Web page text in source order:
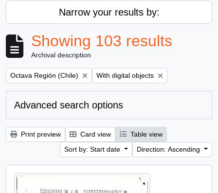
Narrow your results by:
Showing 103 results
Archival description
Remove filter:
Octava Región (Chile) Remove filter:
With digital objects
Advanced search options
Print preview Card view
Table view
Sort by: Start date
Direction: Ascending